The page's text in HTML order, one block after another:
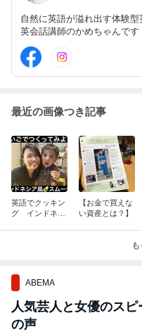
自然に英語が溢れ出す体験
英会話講師のかめちゃんです
て、お子さまから大人までの
最近の画像つき記事
英語でクッキン
グ インドネシ
【お金で買えな
い資産とは？】
ABEMA
人気芸人と女優のス
の声